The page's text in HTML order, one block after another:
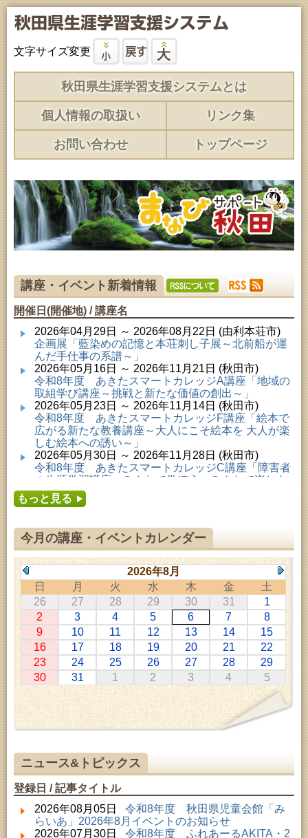
文字サイズ変更
秋田県生涯学習支援システムとは
個人情報の取扱い リンク集
お問い合わせ トップページ
講座・イベント新着情報
開催日(開催地) / 講座名
2026年04月29日 ～ 2026年08月22日 (由利本荘市)
企画展「藍染めの記憶と本荘刺し子展～北前船が運
んだ手仕事の系譜～」
2026年05月16日 ～ 2026年11月21日 (秋田市)
令和8年度 あきたスマートカレッジA講座「地域の
取組学び講座～挑戦と新たな価値の創出～」
2026年05月23日 ～ 2026年11月14日 (秋田市)
令和8年度 あきたスマートカレッジF講座「絵本で
広がる新たな教養講座～大人にこそ絵本を 大人が楽
しむ絵本への誘い～」
2026年05月30日 ～ 2026年11月28日 (秋田市)
令和8年度 あきたスマートカレッジC講座「障害者
の生涯学習講座～みんなで学ぼう、みんなで楽しも
う～」
2026年06月02日 ～ 2026年11月30日 (秋田市)
2026年06月06日 ～ 2026年10月17日 (秋田市)
令和8年度 あきたスマートカレッジD講座「防災講
座～自助力と共助力を高める～」
2026年06月27日 ～ 2026年09月05日 (秋田市)
令和8年度 あきたスマートカレッジB講座「熟議フ
ァシリテーター講座 ～熟議をつくろう！～」
2026年07月01日 ～ 2026年09月23日 (仙北市)
千葉克介写真展 ～自然の息吹～
2026年07月11日 ～ 2026年08月30日 (秋田市)
特別展「わけあって絶滅しました。展」
2026年07月14日 ～ 2026年08月23日 (秋田市)
子どもの読書活動推進事業「夏休みは図書館へ行こ
う－みんなの読みたい！知りたい！学びたい！をお
手伝いします－」（資料展示）
2026年07月25日 ～ 2026年09月06日 (美郷町)
美郷町学友館特別展「加藤明見 森に生きるツキノワ
グマ～1年の記録～」
乳幼児・青少年教育「夏休み資料展示」
2026年08月01日 ～ 2026年08月30日 (秋田市)
成人教育「研修室開放」
2026年08月01日 ～ 2026年08月23日 (秋田市)
乳幼児・青少年教育「図書館クイズラリー」
2026年08月01日 ～ 2026年09月23日 (秋田市)
おかえりなさい！佐竹本三十六歌仙絵とゆかりの名
もっと見る
今月の講座・イベントカレンダー
2026年8月
日
月 火 水 木 金
土
26
27 28 29 30 31
1
2
3 4 5 6 7
8
9
10 11 12 13 14
15
16
17 18 19 20 21
22
23
24 25 26 27 28
29
30
31 1 2 3 4 5
ニュース&トピックス
登録日 / 記事タイトル
2026年08月05日 令和8年度 秋田県児童会館「み
らいあ」2026年8月イベントのお知らせ
2026年07月30日 令和8年度 ふれあーるAKITA・2